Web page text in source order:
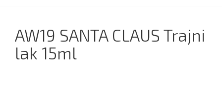
AW19 SANTA CLAUS Trajni
lak 15ml